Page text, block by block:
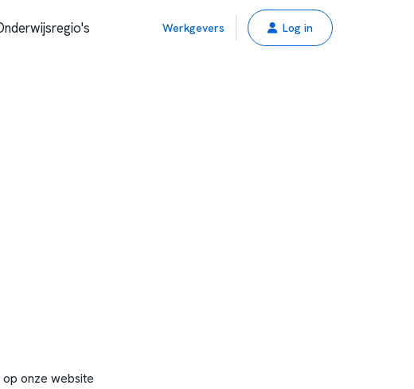
Werkgevers Log in
onze website